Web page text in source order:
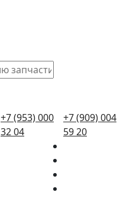
+7 (953) 000
32 04
+7 (909) 004
59 20